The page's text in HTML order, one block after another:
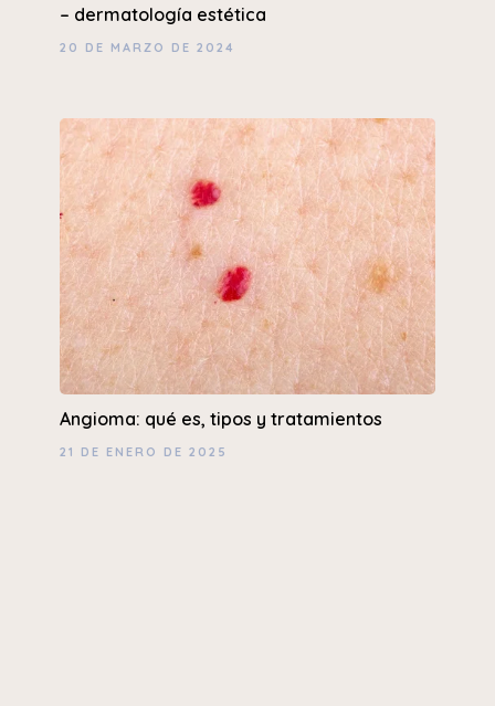
– dermatología estética
20 DE MARZO DE 2024
Angioma: qué es, tipos y tratamientos
21 DE ENERO DE 2025